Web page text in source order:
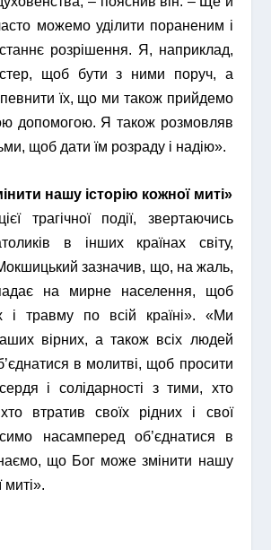
можемо уділити пораненим і
розрішення. Я, наприклад,
щоб бути з ними поруч, а
їх, що ми також прийдемо
допомогою. Я також розмовляв
щоб дати їм розраду і надію».
нашу історію кожної миті»
трагічної події, звертаючись
в інших країнах світу,
зазначив, що, на жаль,
на мирне населення, щоб
і травму по всій країні». «Ми
вірних, а також всіх людей
в молитві, щоб просити
і солідарності з тими, хто
втратив своїх рідних і свої
насамперед об’єднатися в
що Бог може змінити нашу
миті».